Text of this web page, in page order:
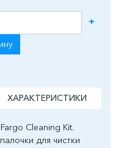
+
ХАРАКТЕРИСТИКИ
Cleaning Kit.
для чистки